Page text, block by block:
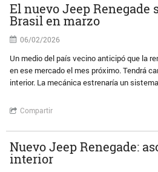
El nuevo Jeep Renegade
Brasil en marzo
06/02/2026
Un medio del país vecino anticipó que la
en ese mercado el mes próximo. Tendrá
interior. La mecánica estrenaría un
Compartir
Nuevo Jeep Renegade:
interior